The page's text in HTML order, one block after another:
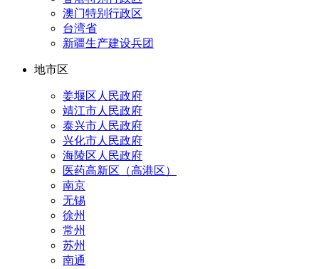
澳门特别行政区
台湾省
新疆生产建设兵团
地市区
姜堰区人民政府
靖江市人民政府
泰兴市人民政府
兴化市人民政府
海陵区人民政府
医药高新区（高港区）
南京
无锡
徐州
常州
苏州
南通